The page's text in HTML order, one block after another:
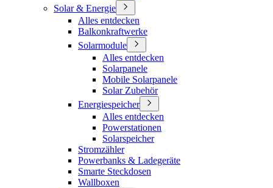
Solar & Energie
Alles entdecken
Balkonkraftwerke
Solarmodule
Alles entdecken
Solarpanele
Mobile Solarpanele
Solar Zubehör
Energiespeicher
Alles entdecken
Powerstationen
Solarspeicher
Stromzähler
Powerbanks & Ladegeräte
Smarte Steckdosen
Wallboxen